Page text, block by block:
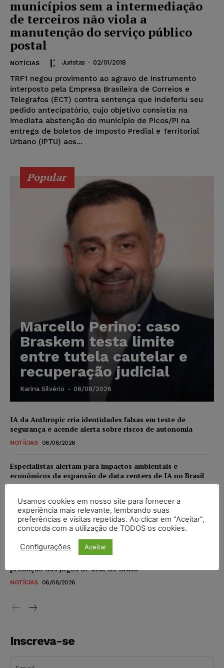
municípios sem a intermediação
de terceiros não viola a
manutenção do serviço público
postal
NOTÍCIAS Juristas - 02/01/2018
TRF1 negou provimento ao agravo de instrumento
interposto pela Empresa Brasileira de Correios e
Telegrafos (ECT) contra sentença que indeferiu seu
pedido antecipatório, cujo objetivo consistia na
imediata abstenção do município de Picos/PI na
entrega de boletos de Imposto Predial e Territorial
Urbano (IPTU) aos...
Popular
Marcello Perino: caso
Braskem testa limite
entre tutela cautelar e
recuperação judicial
Karina Silvério - 06/08/2026
IA da Anthropic cria identidades falsas em teste de
segurança e acende alerta sobre riscos de autonomia
NOTÍCIAS 06/08/2026
Especialistas alertam para impactos ambientais e
econômicos da expansão de data centers de IA no Brasil
TSE reforça que sistemas das urnas eletrônicas tornam-se
invioláveis após assinatura digital e lacração
proibição dos jogos de azar no Brasil
NOTÍCIAS 06/08/2026
Inscreva-se
Usamos cookies em nosso site para fornecer a
experiência mais relevante, lembrando suas
preferências e visitas repetidas. Ao clicar em “Aceitar”,
concorda com a utilização de TODOS os cookies.
Configurações Aceitar